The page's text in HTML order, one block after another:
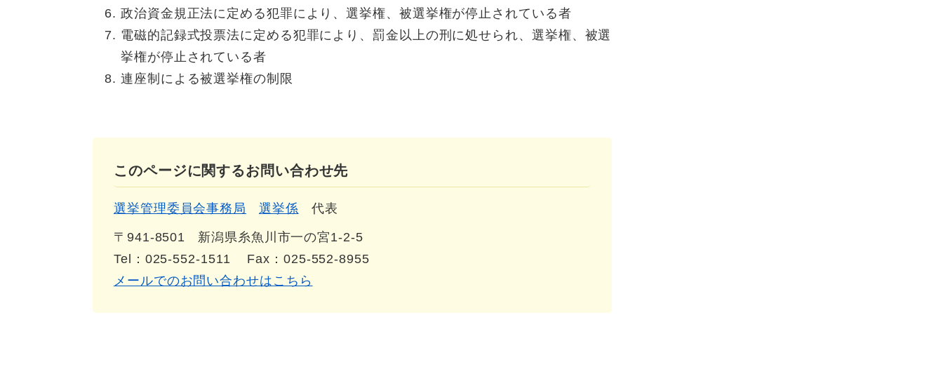
政治資金規正法に定める犯罪により、選挙権、被選挙権が停止されている者
電磁的記録式投票法に定める犯罪により、罰金以上の刑に処せられ、選挙権、被選
挙権が停止されている者
連座制による被選挙権の制限
このページに関するお問い合わせ先
選挙管理委員会事務局 選挙係 代表
〒941-8501
新潟県糸魚川市一の宮1-2-5
Tel：025-552-1511
Fax：025-552-8955
メールでのお問い合わせはこちら